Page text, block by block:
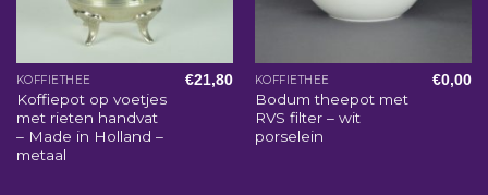
KOFFIETHEE
Koffiepot op voetjes
met rieten handvat
– Made in Holland –
metaal
€21,80 KOFFIETHEE
Bodum theepot met
RVS filter – wit
porselein
€0,00